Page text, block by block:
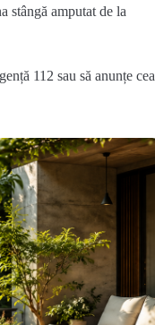
stângă amputat de la
112 sau să anunțe cea